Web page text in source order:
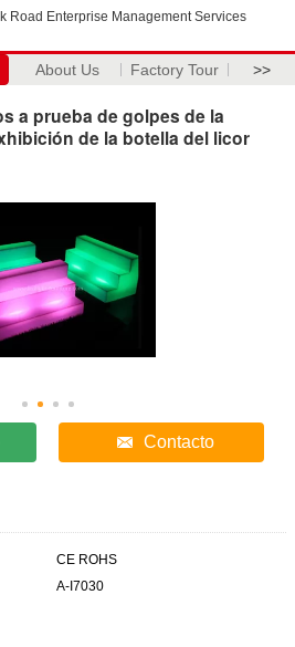
Road Enterprise Management Services
About Us Factory Tour >>
a prueba de golpes de la
de la botella del licor
Contacto
CE ROHS
A-I7030